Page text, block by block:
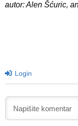
autor: Alen Šćuric,
Login